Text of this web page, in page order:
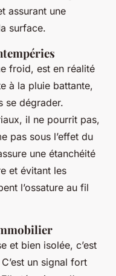
assurant une
surface.
froid, est en réalité
à la pluie battante,
se dégrader.
il ne pourrit pas,
pas sous l’effet du
une étanchéité
et évitant les
l’ossature au fil
et bien isolée, c’est
un signal fort